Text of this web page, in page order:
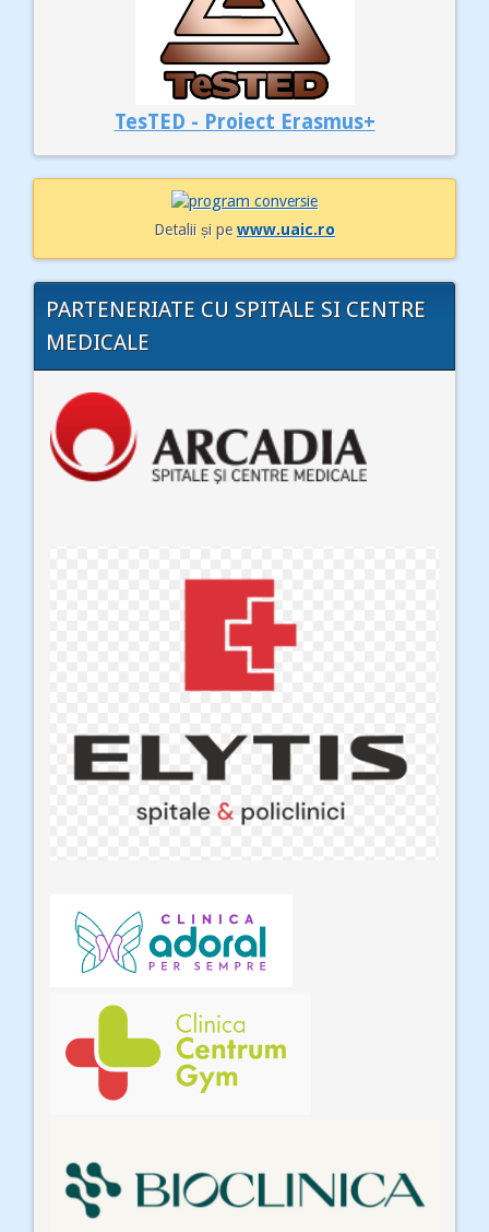
TesTED - Proiect Erasmus+
Detalii și pewww.uaic.ro
PARTENERIATE CU SPITALE SI CENTRE
MEDICALE